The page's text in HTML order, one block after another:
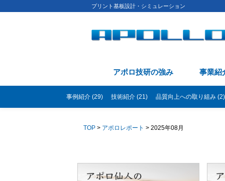
プリント基板設計・シミュレーション
アポロ技研の強み 事業紹
事例紹介 (29) 技術紹介 (21) 品質向上への取り組み (2)
TOP> アポロレポート > 2025年08月